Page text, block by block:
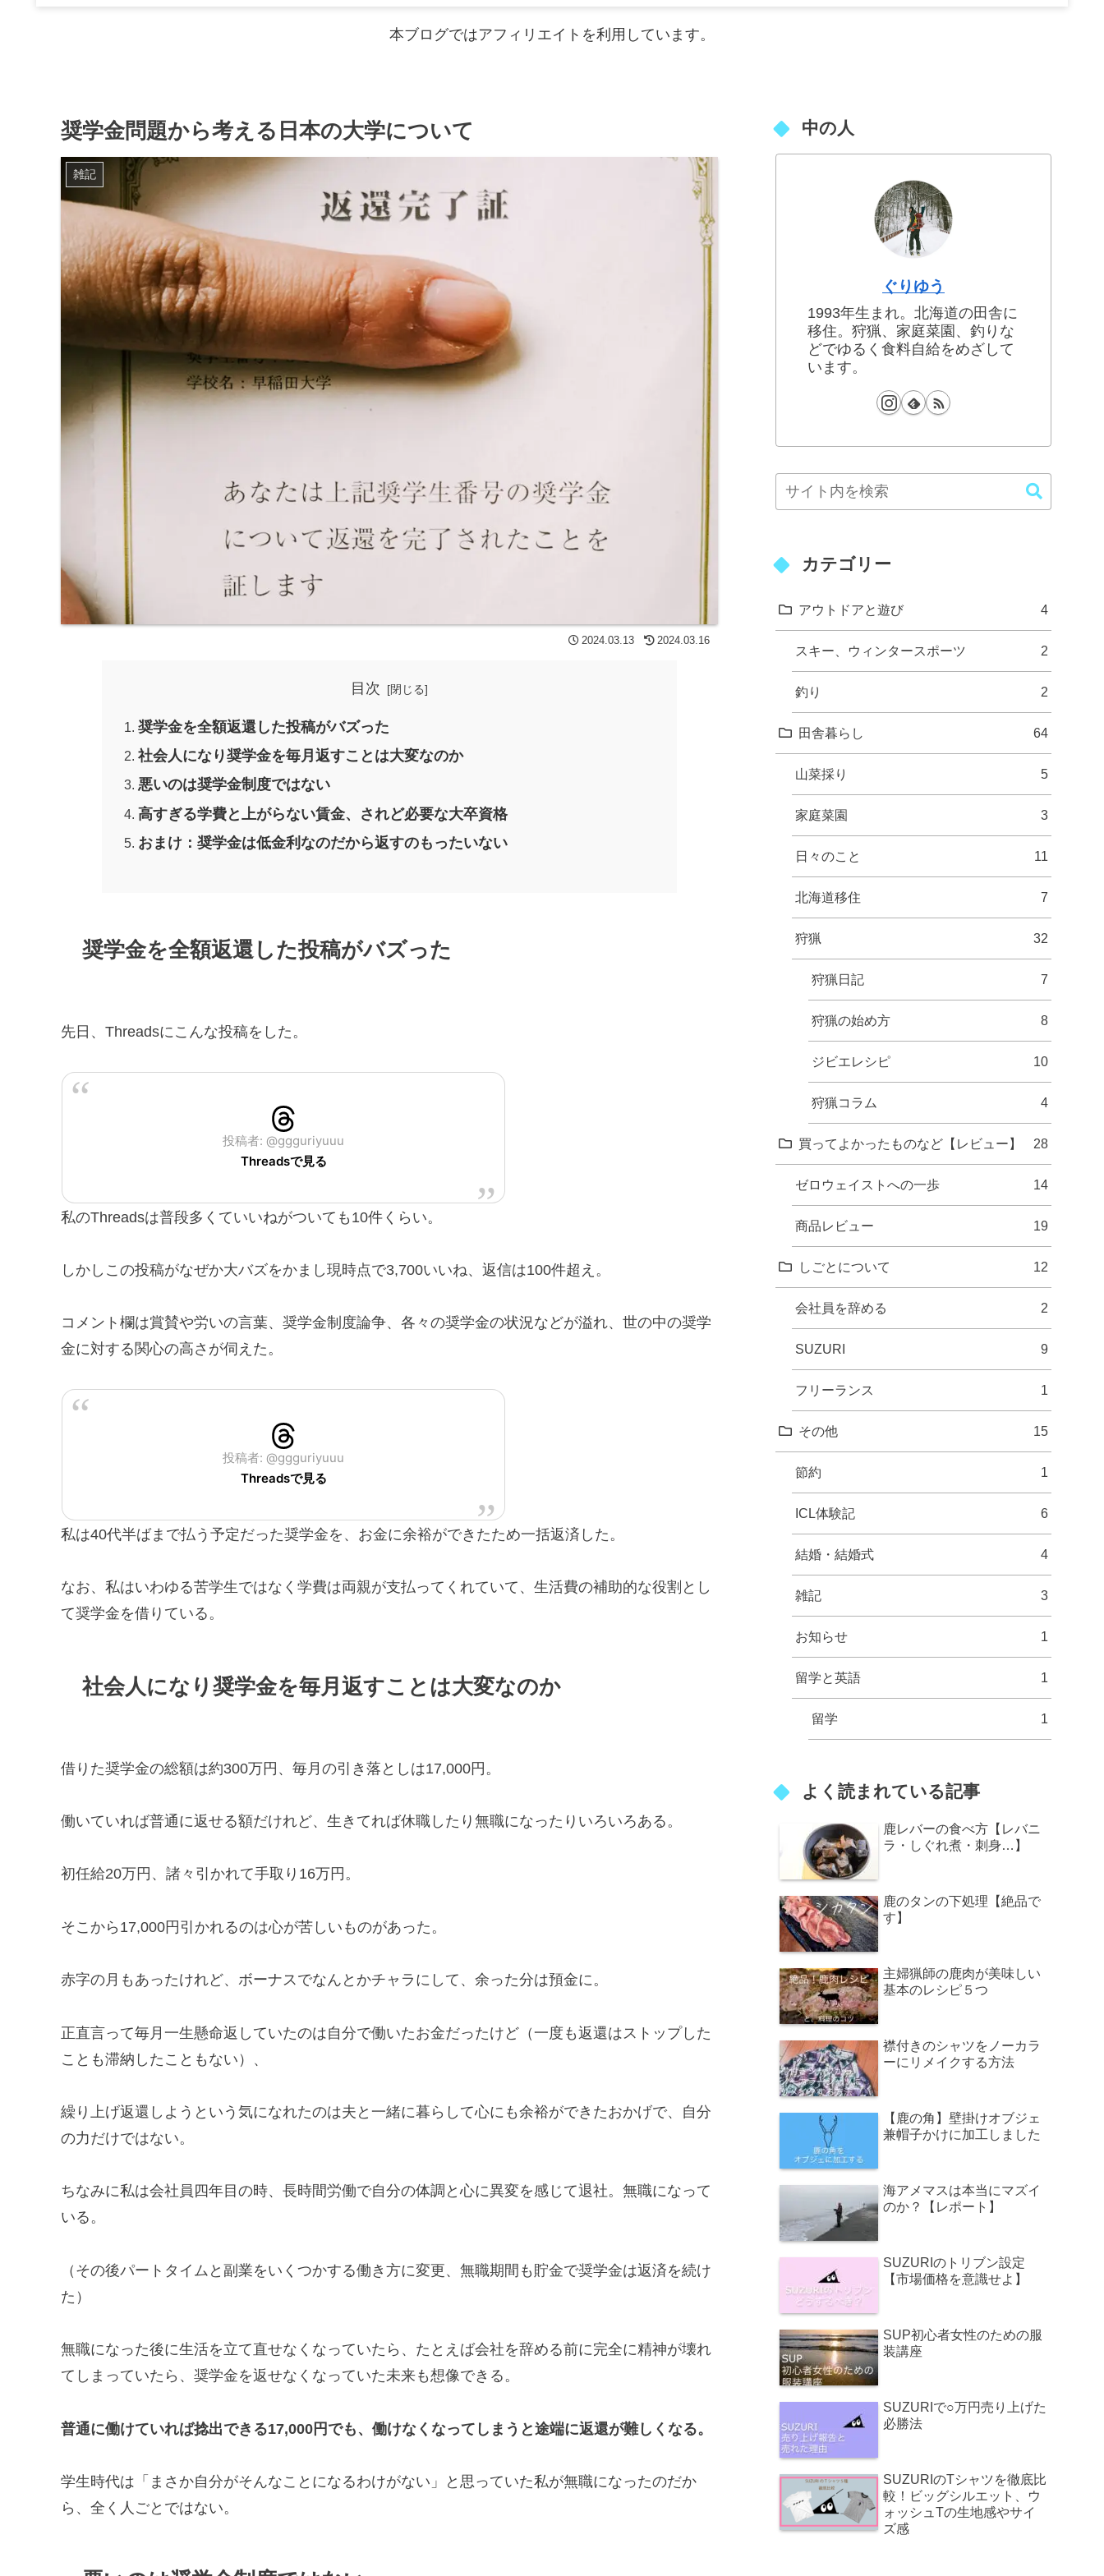
本ブログではアフィリエイトを利用しています。
奨学金問題から考える日本の大学について
雑記
2024.03.13 2024.03.16
目次
奨学金を全額返還した投稿がバズった
社会人になり奨学金を毎月返すことは大変なのか
悪いのは奨学金制度ではない
高すぎる学費と上がらない賃金、されど必要な大卒資格
おまけ：奨学金は低金利なのだから返すのもったいない
奨学金を全額返還した投稿がバズった
先日、Threadsにこんな投稿をした。
投稿者: @ggguriyuuu
Threadsで見る
私のThreadsは普段多くていいねがついても10件くらい。
しかしこの投稿がなぜか大バズをかまし現時点で3,700いいね、返信は100件超え。
コメント欄は賞賛や労いの言葉、奨学金制度論争、各々の奨学金の状況などが溢れ、世の中の奨学
金に対する関心の高さが伺えた。
投稿者: @ggguriyuuu
Threadsで見る
私は40代半ばまで払う予定だった奨学金を、お金に余裕ができたため一括返済した。
なお、私はいわゆる苦学生ではなく学費は両親が支払ってくれていて、生活費の補助的な役割とし
て奨学金を借りている。
社会人になり奨学金を毎月返すことは大変なのか
借りた奨学金の総額は約300万円、毎月の引き落としは17,000円。
働いていれば普通に返せる額だけれど、生きてれば休職したり無職になったりいろいろある。
初任給20万円、諸々引かれて手取り16万円。
そこから17,000円引かれるのは心が苦しいものがあった。
赤字の月もあったけれど、ボーナスでなんとかチャラにして、余った分は預金に。
正直言って毎月一生懸命返していたのは自分で働いたお金だったけど（一度も返還はストップした
ことも滞納したこともない）、
繰り上げ返還しようという気になれたのは夫と一緒に暮らして心にも余裕ができたおかげで、自分
の力だけではない。
ちなみに私は会社員四年目の時、長時間労働で自分の体調と心に異変を感じて退社。無職になって
いる。
（その後パートタイムと副業をいくつかする働き方に変更、無職期間も貯金で奨学金は返済を続け
た）
無職になった後に生活を立て直せなくなっていたら、たとえば会社を辞める前に完全に精神が壊れ
てしまっていたら、奨学金を返せなくなっていた未来も想像できる。
普通に働けていれば捻出できる17,000円でも、働けなくなってしまうと途端に返還が難しくなる。
学生時代は「まさか自分がそんなことになるわけがない」と思っていた私が無職になったのだか
ら、全く人ごとではない。
中の人
ぐりゆう
1993年生まれ。北海道の田舎に
移住。狩猟、家庭菜園、釣りな
どでゆるく食料自給をめざして
います。
カテゴリー
アウトドアと遊び 4
スキー、ウィンタースポーツ 2
釣り 2
田舎暮らし 64
山菜採り 5
家庭菜園 3
日々のこと 11
北海道移住 7
狩猟 32
狩猟日記 7
狩猟の始め方 8
ジビエレシピ 10
狩猟コラム 4
買ってよかったものなど【レビュー】 28
ゼロウェイストへの一歩 14
商品レビュー 19
しごとについて 12
会社員を辞める 2
SUZURI 9
フリーランス 1
その他 15
節約 1
ICL体験記 6
結婚・結婚式 4
雑記 3
お知らせ 1
留学と英語 1
留学 1
よく読まれている記事
鹿レバーの食べ方【レバニ
ラ・しぐれ煮・刺身…】
鹿のタンの下処理【絶品で
す】
主婦猟師の鹿肉が美味しい
基本のレシピ５つ
襟付きのシャツをノーカラ
ーにリメイクする方法
【鹿の角】壁掛けオブジェ
兼帽子かけに加工しました
海アメマスは本当にマズイ
のか？【レポート】
SUZURIのトリブン設定
【市場価格を意識せよ】
SUP初心者女性のための服
装講座
SUZURIで○万円売り上げた
必勝法
SUZURIのTシャツを徹底比
較！ビッグシルエット、ウ
ォッシュTの生地感やサイ
ズ感